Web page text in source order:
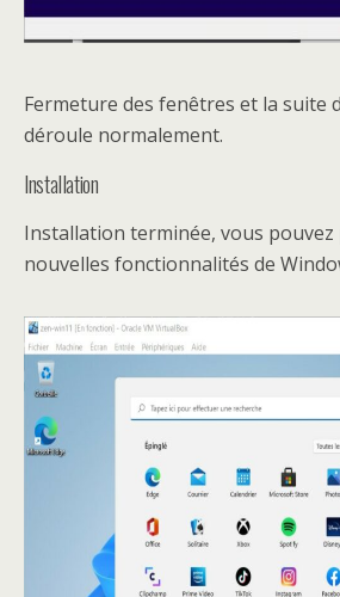
Fermeture des fenêtres et la suite
déroule normalement.
Installation
Installation terminée, vous
nouvelles fonctionnalités de